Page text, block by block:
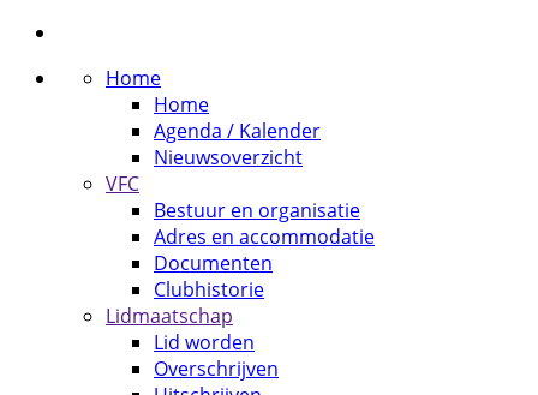
Home
Home
Agenda / Kalender
Nieuwsoverzicht
VFC
Bestuur en organisatie
Adres en accommodatie
Documenten
Clubhistorie
Lidmaatschap
Lid worden
Overschrijven